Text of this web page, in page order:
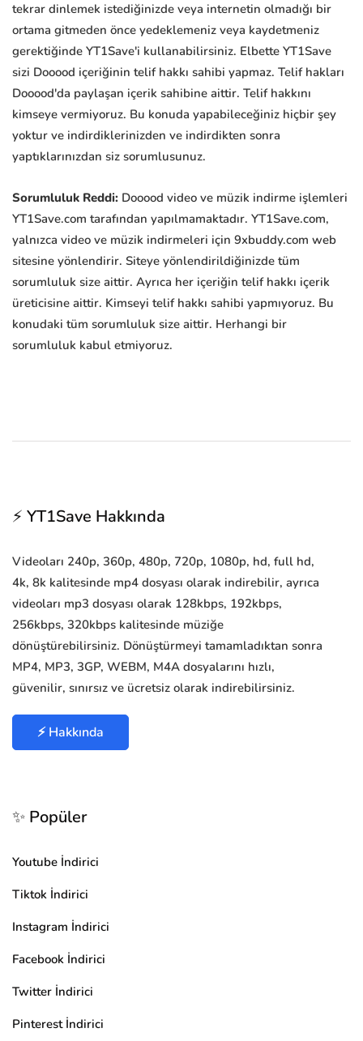
tekrar dinlemek istediğinizde veya internetin olmadığı bir
ortama gitmeden önce yedeklemeniz veya kaydetmeniz
gerektiğinde YT1Save'i kullanabilirsiniz. Elbette YT1Save
sizi Dooood içeriğinin telif hakkı sahibi yapmaz. Telif hakları
Dooood'da paylaşan içerik sahibine aittir. Telif hakkını
kimseye vermiyoruz. Bu konuda yapabileceğiniz hiçbir şey
yoktur ve indirdiklerinizden ve indirdikten sonra
yaptıklarınızdan siz sorumlusunuz.
Sorumluluk Reddi: Dooood video ve müzik indirme işlemleri
YT1Save.com tarafından yapılmamaktadır. YT1Save.com,
yalnızca video ve müzik indirmeleri için 9xbuddy.com web
sitesine yönlendirir. Siteye yönlendirildiğinizde tüm
sorumluluk size aittir. Ayrıca her içeriğin telif hakkı içerik
üreticisine aittir. Kimseyi telif hakkı sahibi yapmıyoruz. Bu
konudaki tüm sorumluluk size aittir. Herhangi bir
sorumluluk kabul etmiyoruz.
⚡ YT1Save Hakkında
Videoları 240p, 360p, 480p, 720p, 1080p, hd, full hd,
4k, 8k kalitesinde mp4 dosyası olarak indirebilir, ayrıca
videoları mp3 dosyası olarak 128kbps, 192kbps,
256kbps, 320kbps kalitesinde müziğe
dönüştürebilirsiniz. Dönüştürmeyi tamamladıktan sonra
MP4, MP3, 3GP, WEBM, M4A dosyalarını hızlı,
güvenilir, sınırsız ve ücretsiz olarak indirebilirsiniz.
⚡ Hakkında
✨ Popüler
Youtube İndirici
Tiktok İndirici
Instagram İndirici
Facebook İndirici
Twitter İndirici
Pinterest İndirici